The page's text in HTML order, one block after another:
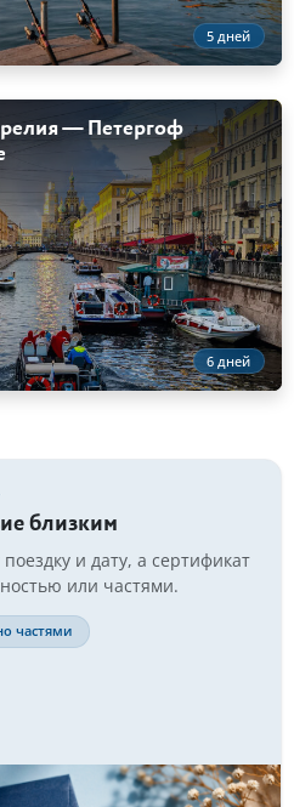
5 дней
— Петергоф
6 дней
близким
и дату, а сертификат
или частями.
частями